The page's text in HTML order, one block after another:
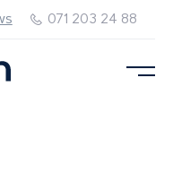
071 203 24 88